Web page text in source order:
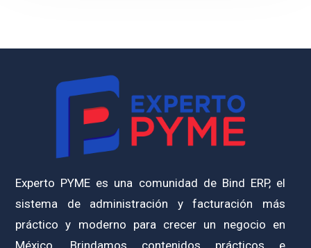
Experto PYME es una comunidad de Bind ERP, el
sistema de administración y facturación más
práctico y moderno para crecer un negocio en